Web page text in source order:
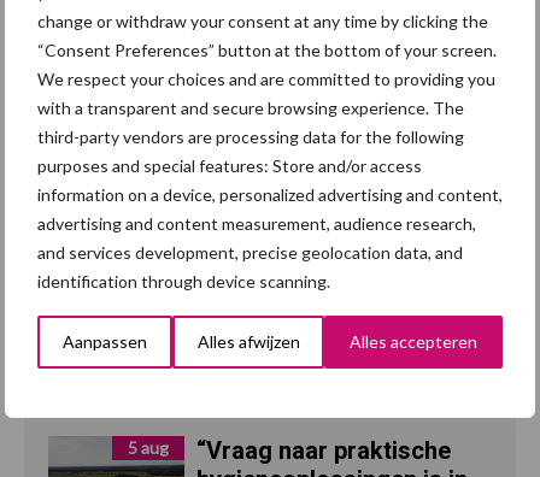
change or withdraw your consent at any time by clicking the
“Consent Preferences” button at the bottom of your screen.
We respect your choices and are committed to providing you
with a transparent and secure browsing experience. The
third-party vendors are processing data for the following
purposes and special features: Store and/or access
information on a device, personalized advertising and content,
advertising and content measurement, audience research,
and services development, precise geolocation data, and
identification through device scanning.
Aanpassen Alles afwijzen Alles accepteren
Recent nieuws Partner nieuws
7 aug
Britse varkenssector
vreest afzetcrisis in het
najaar
Grondstoffenmarkt blijft
grillig: droogte en
geopolitiek houden handel
5 aug
“Vraag naar praktische